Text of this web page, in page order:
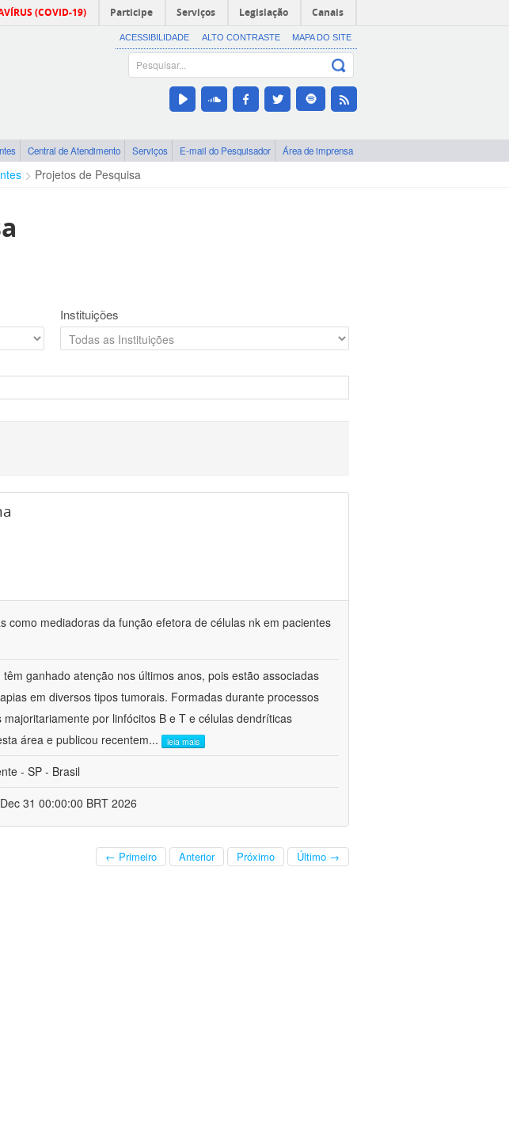
(COVID-19) Participe Serviços Legislação Canais
ACESSIBILIDADE ALTO CONTRASTE MAPA DO SITE
Central de Atendimento Serviços E-mail do Pesquisador Área de imprensa
Projetos de Pesquisa
Instituições
como mediadoras da função efetora de células nk em pacientes
ganhado atenção nos últimos anos, pois estão associadas
em diversos tipos tumorais. Formadas durante processos
por linfócitos B e T e células dendríticas
área e publicou recentem... leia mais
- SP - Brasil
31 00:00:00 BRT 2026
← Primeiro Anterior Próximo Último →